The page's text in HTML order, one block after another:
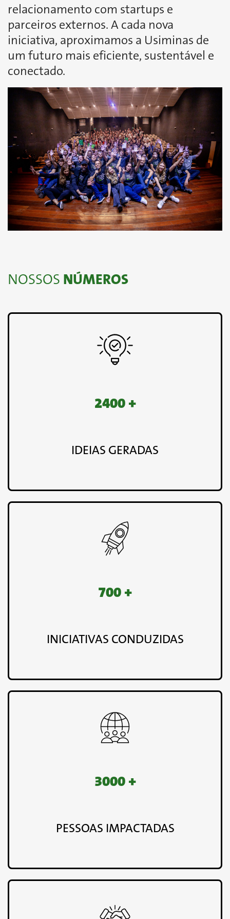
relacionamento com startups e
parceiros externos. A cada nova
iniciativa, aproximamos a Usiminas de
um futuro mais eficiente, sustentável e
conectado.
NOSSOS NÚMEROS
2400 +
IDEIAS GERADAS
700 +
INICIATIVAS CONDUZIDAS
3000 +
PESSOAS IMPACTADAS